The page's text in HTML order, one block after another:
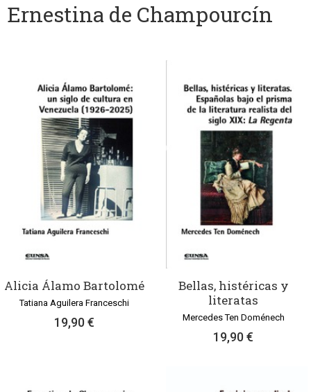
Ernestina de Champourcín
Alicia Álamo Bartolomé
Tatiana Aguilera Franceschi
19,90 €
Bellas, histéricas y
literatas
Mercedes Ten Doménech
19,90 €